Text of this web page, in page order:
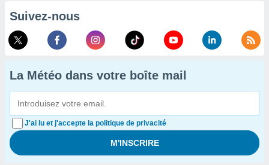
Suivez-nous
La Météo dans votre boîte mail
J'ai lu et j'accepte la politique de privacité